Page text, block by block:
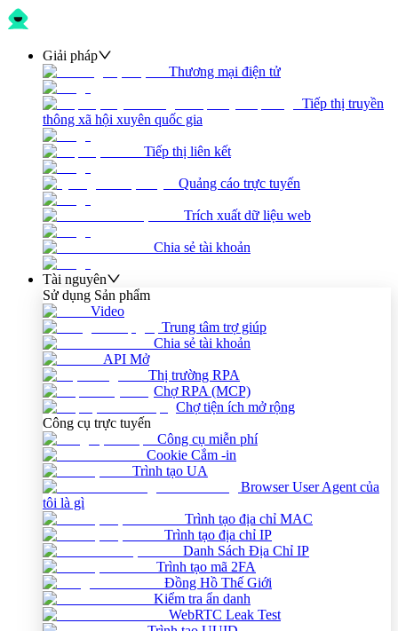
Giải pháp
Thương mại điện tử
Tiếp thị truyền
thông xã hội xuyên quốc gia
Tiếp thị liên kết
Quảng cáo trực tuyến
Trích xuất dữ liệu web
Chia sẻ tài khoản
Tài nguyên
Sử dụng Sản phẩm
Video
Trung tâm trợ giúp
Chia sẻ tài khoản
API Mở
Thị trường RPA
Chợ RPA (MCP)
Chợ tiện ích mở rộng
Công cụ trực tuyến
Công cụ miễn phí
Cookie Cắm -in
Trình tạo UA
Browser User Agent của
tôi là gì
Trình tạo địa chỉ MAC
Trình tạo địa chỉ IP
Danh Sách Địa Chỉ IP
Trình tạo mã 2FA
Đồng Hồ Thế Giới
Kiểm tra ẩn danh
WebRTC Leak Test